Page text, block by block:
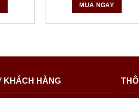
MUA NGAY
KHÁCH HÀNG